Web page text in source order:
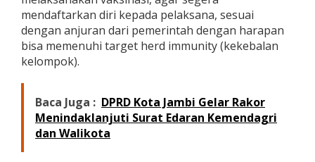
mendaftarkan diri kepada pelaksana, sesuai
dengan anjuran dari pemerintah dengan harapan
bisa memenuhi target herd immunity (kekebalan
kelompok).
Baca Juga : DPRD Kota Jambi Gelar Rakor
Menindaklanjuti Surat Edaran Kemendagri
dan Walikota